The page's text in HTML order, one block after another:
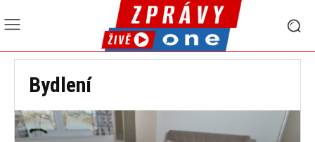
Bydlení